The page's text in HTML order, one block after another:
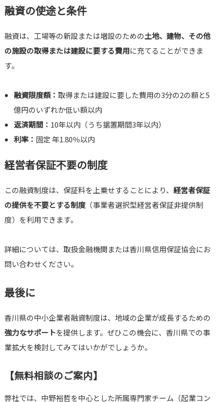
融資の使途と条件
融資は、工場等の新設または増設のための土地、建物、その他
の施設の取得または建設に要する費用に充てることができま
す。
融資限度額：取得または建設に要した費用の3分の2の額と5
億円のいずれか低い額以内
返済期間： 10年以内（うち据置期間3年以内）
利率： 固定 年1.80％以内
経営者保証不要の制度
この融資制度は、保証料を上乗せすることにより、 経営者保証
の提供を不要とする制度（事業者選択型経営者保証非提供制
度）を利用できます。
詳細については、取扱金融機関または香川県信用保証協会にお
問い合わせください。
最後に
香川県の中小企業者融資制度は、地域の企業が成長するための
強力なサポートを提供します。ぜひこの機会に、香川県での事
業拡大を検討してみてはいかがでしょうか。
【無料相談のご案内】
弊社では、中野裕哲を中心とした所属専門家チーム（起業コン